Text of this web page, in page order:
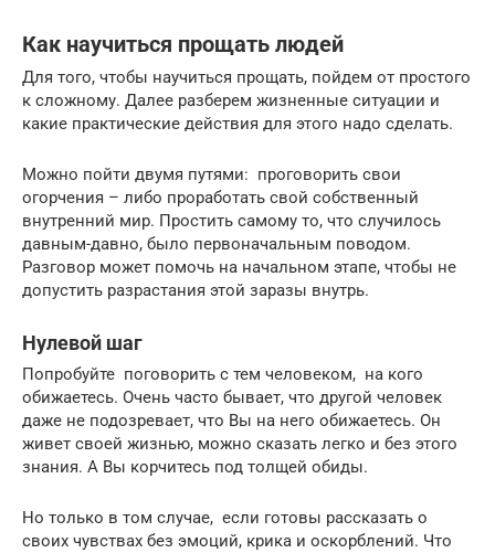
Как научиться прощать людей
Для того, чтобы научиться прощать, пойдем от простого
к сложному. Далее разберем жизненные ситуации и
какие практические действия для этого надо сделать.
Можно пойти двумя путями: проговорить свои
огорчения – либо проработать свой собственный
внутренний мир. Простить самому то, что случилось
давным-давно, было первоначальным поводом.
Разговор может помочь на начальном этапе, чтобы не
допустить разрастания этой заразы внутрь.
Нулевой шаг
Попробуйте поговорить с тем человеком, на кого
обижаетесь. Очень часто бывает, что другой человек
даже не подозревает, что Вы на него обижаетесь. Он
живет своей жизнью, можно сказать легко и без этого
знания. А Вы корчитесь под толщей обиды.
Но только в том случае, если готовы рассказать о
своих чувствах без эмоций, крика и оскорблений. Что